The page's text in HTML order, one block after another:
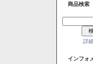
商品検索
詳
インフォメ